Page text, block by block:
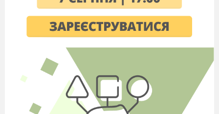
П л а н
у р о к у
І. Підготовча частина – 16 хв.
Організація учнів до уроку.